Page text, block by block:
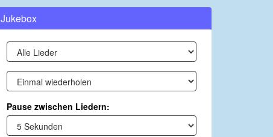
Jukebox
Pause zwischen Liedern: